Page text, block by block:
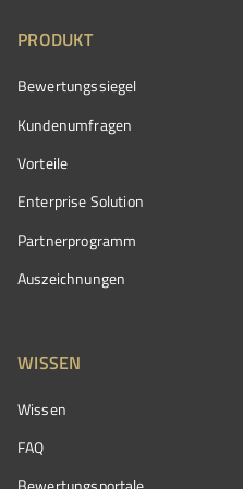
PRODUKT
Bewertungssiegel
Kundenumfragen
Vorteile
Enterprise Solution
Partnerprogramm
Auszeichnungen
WISSEN
Wissen
FAQ